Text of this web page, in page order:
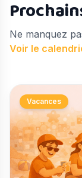
Ne manquez
Voir le
Vacances